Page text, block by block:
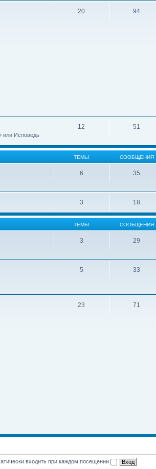
20 94
или Исповедь
12 51
ТЕМЫ СООБЩЕНИЯ
6 35
3 18
ТЕМЫ СООБЩЕНИЯ
3 29
5 33
23 71
входить при каждом посещении